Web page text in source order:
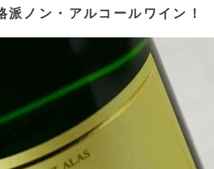
派ノン・アルコールワイン！